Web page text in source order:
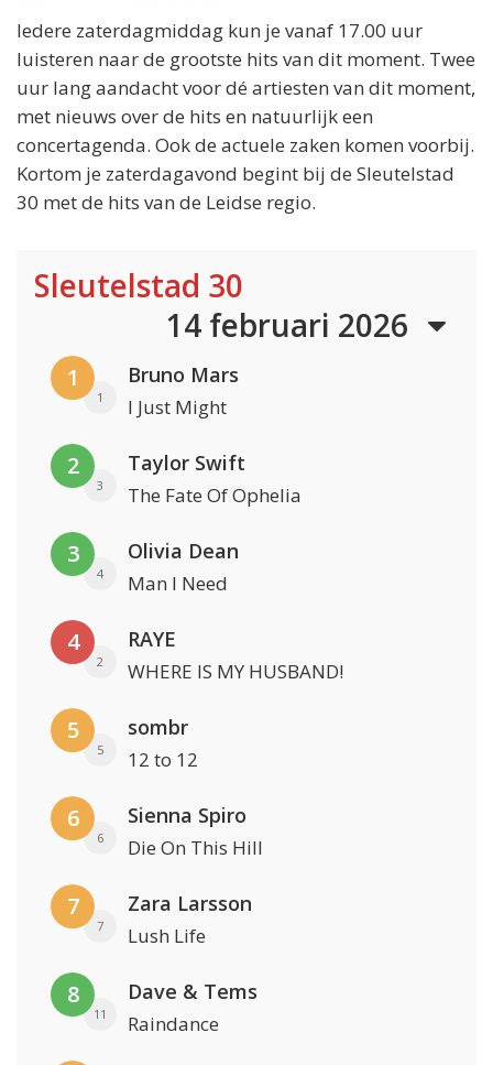
Iedere zaterdagmiddag kun je vanaf 17.00 uur
luisteren naar de grootste hits van dit moment. Twee
uur lang aandacht voor dé artiesten van dit moment,
met nieuws over de hits en natuurlijk een
concertagenda. Ook de actuele zaken komen voorbij.
Kortom je zaterdagavond begint bij de Sleutelstad
30 met de hits van de Leidse regio.
Sleutelstad 30
14 februari 2026
1
1
Bruno Mars
I Just Might
2
3
Taylor Swift
The Fate Of Ophelia
3
4
Olivia Dean
Man I Need
4
2
RAYE
WHERE IS MY HUSBAND!
5
5
sombr
12 to 12
6
6
Sienna Spiro
Die On This Hill
7
7
Zara Larsson
Lush Life
8
11
Dave & Tems
Raindance